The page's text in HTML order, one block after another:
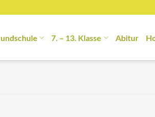
7. – 13. Klasse Abitur